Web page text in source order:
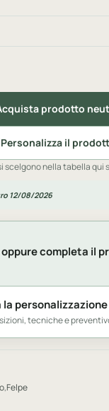
prodotto
Personalizza il
scelgono nella tabella qui
12/08/2026
completa il
personalizzazione
tecniche e
,Felpe